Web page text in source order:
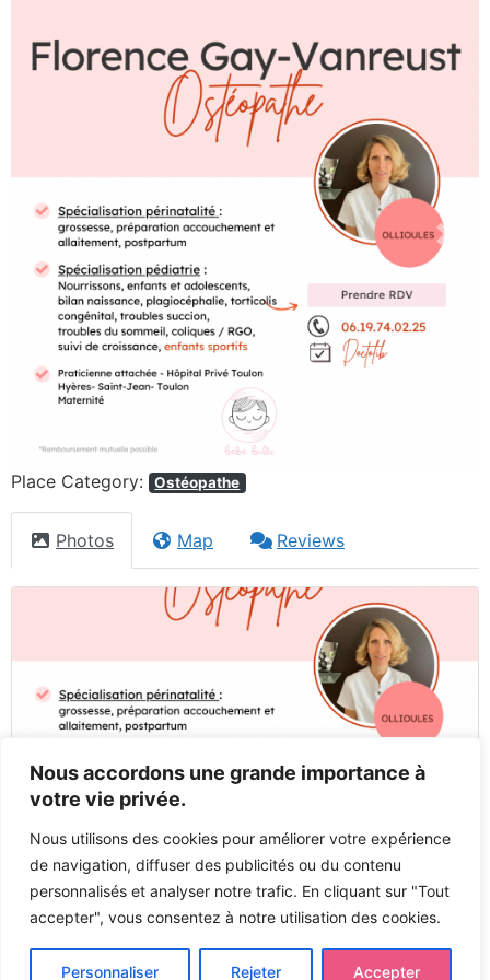
Nous accordons une grande importance à
votre vie privée.
Nous utilisons des cookies pour améliorer votre expérience
de navigation, diffuser des publicités ou du contenu
personnalisés et analyser notre trafic. En cliquant sur "Tout
accepter", vous consentez à notre utilisation des cookies.
Personnaliser Rejeter Accepter
Previous Next
Place Category: Ostéopathe
Photos Map Reviews
Previous Next